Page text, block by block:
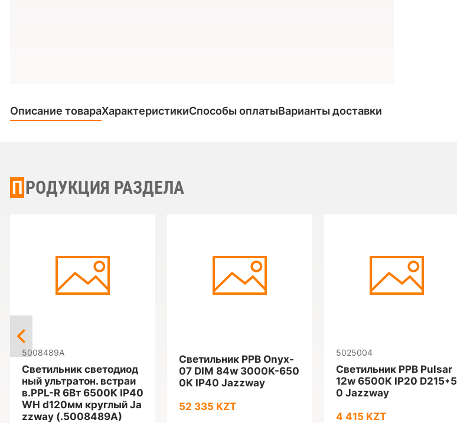
Описание товараХарактеристикиСпособы оплатыВарианты доставки
ПРОДУКЦИЯ РАЗДЕЛА
5008489A
Светильник светодиод
ный ультратон. встраи
в.PPL-R 6Вт 6500К IP40
WH d120мм круглый Ja
zzway (.5008489A)
Светильник PPB Onyx-
07 DIM 84w 3000K-650
0K IP40 Jazzway
52 335 KZT
5025004
Светильник PPB Pulsar
12w 6500K IP20 D215*5
0 Jazzway
4 415 KZT